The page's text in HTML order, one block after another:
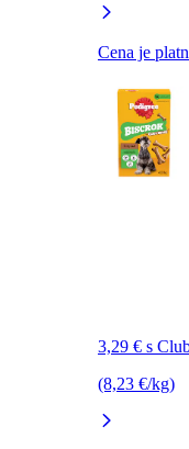
Cena je
3,29 € s
(8,23 €/kg)